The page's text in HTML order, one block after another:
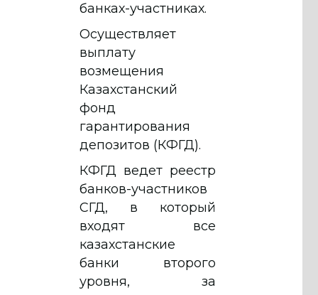
банках-участниках.
Осуществляет
выплату
возмещения
Казахстанский
фонд
гарантирования
депозитов (КФГД).
КФГД ведет реестр
банков-участников
СГД, в который
входят все
казахстанские
банки второго
уровня, за